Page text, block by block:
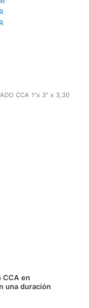
CCA 1″x 3″ x 3,30
en
una duración